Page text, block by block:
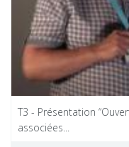
T3 - Présentation
associées...